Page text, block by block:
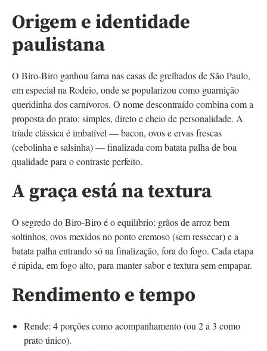
Origem e identidade
paulistana
O Biro-Biro ganhou fama nas casas de grelhados de São Paulo,
em especial na Rodeio, onde se popularizou como guarnição
queridinha dos carnívoros. O nome descontraído combina com a
proposta do prato: simples, direto e cheio de personalidade. A
tríade clássica é imbatível — bacon, ovos e ervas frescas
(cebolinha e salsinha) — finalizada com batata palha de boa
qualidade para o contraste perfeito.
A graça está na textura
O segredo do Biro-Biro é o equilíbrio: grãos de arroz bem
soltinhos, ovos mexidos no ponto cremoso (sem ressecar) e a
batata palha entrando só na finalização, fora do fogo. Cada etapa
é rápida, em fogo alto, para manter sabor e textura sem empapar.
Rendimento e tempo
Rende: 4 porções como acompanhamento (ou 2 a 3 como
prato único).